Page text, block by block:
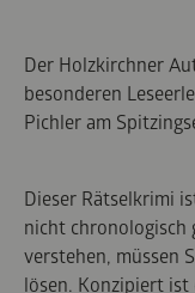
Der Holzkirchner
besonderen
Pichler am
Dieser Rätselkrimi
nicht chronologisch
verstehen, müssen
lösen. Konzipiert ist